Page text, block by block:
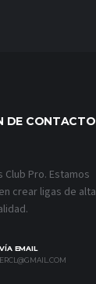
DE CONTACTO
Pro. Estamos
crear ligas de alta
EMAIL